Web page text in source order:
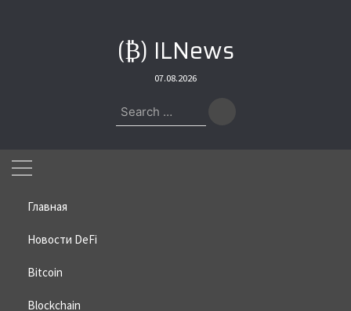
(₿) ILNews
07.08.2026
Search
for:
Главная
Новости DeFi
Bitcoin
Blockchain
Home»2025